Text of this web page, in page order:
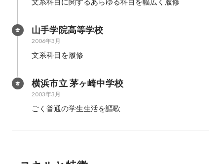
山手学院高等学校
2006年3月
文系科目を履修
横浜市立 茅ヶ崎中学校
2003年3月
ごく普通の学生生活を謳歌